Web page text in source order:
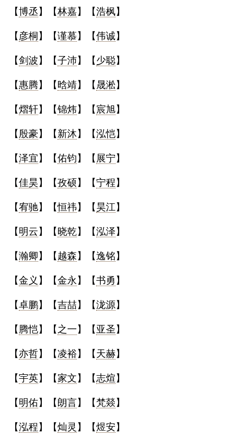
字
打
分
男孩名字打分
女孩名字打分
蛇年起名
龙年起名
兔年起名
虎年起名
取
名
字
典
【博丞】【林嘉】【浩枫】
【 彦桐 】【谨慕】【伟诚】
【剑波】【子沛】【少聪】
【惠腾】【 晗靖】【 晟淞】
【熠轩】【锦炜】【宸旭】
【 殷豪】【新沐】【泓恺】
【泽宜】【佑钧】【 展宁】
【佳昊】【孜硕 】【宁程】
【宥驰】【恒祎】【昊江】
【明云】【 晓乾】【泓泽】
【瀚卿】【越森】【逸铭】
【金义 】【金永 】【书勇 】
【卓鹏】【吉喆】【泷源】
【 腾恺】【 之一】【亚圣】
【亦哲】【凌裕】【天赫】
【宇英】【家文】【志煊】
【明佑】【朗言】【梵燚】
【泓程】【灿灵 】【煜安】